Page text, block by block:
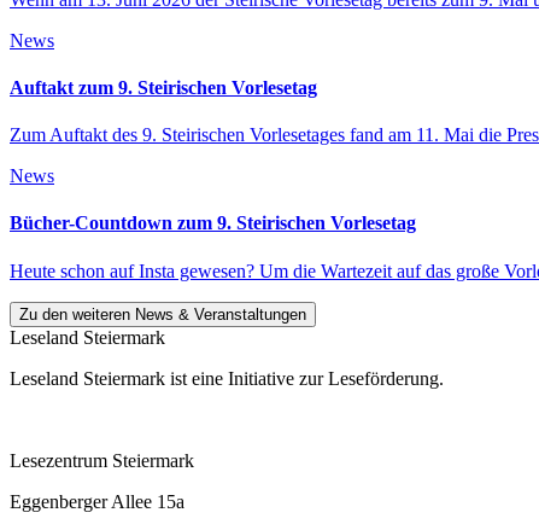
News
Auftakt zum 9. Steirischen Vorlesetag
Zum Auftakt des 9. Steirischen Vorlesetages fand am 11. Mai die
News
Bücher-Countdown zum 9. Steirischen Vorlesetag
Heute schon auf Insta gewesen? Um die Wartezeit auf das große
Zu den weiteren News & Veranstaltungen
Leseland Steiermark
Leseland Steiermark ist eine Initiative zur Leseförderung.
Lesezentrum Steiermark
Eggenberger Allee 15a